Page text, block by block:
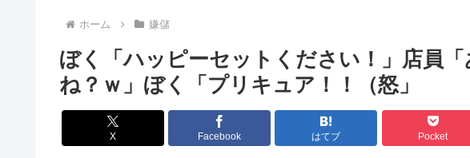
【画像】美人ママ、息子との入浴中の画像が流出した結果・・...
江戸時代から続く「邪馬台国論争」最前線！ 最新研究で見え...
【熊本地震】共産党・寺本けんた「災害募金に関するデマを流...
【討論】オタク「パソコン自作できます」DQN「自分で車や...
ホーム 嫌儲
ぼく「ハッピーセットください！」店員
ね？ｗ」ぼく「プリキュア！！（怒」
X Facebook はてブ Pocket